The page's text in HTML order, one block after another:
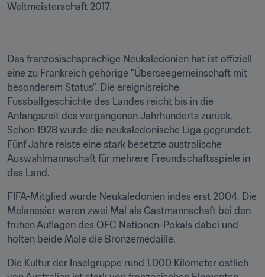
Weltmeisterschaft 2017.
Das französischsprachige Neukaledonien hat ist offiziell
eine zu Frankreich gehörige "Überseegemeinschaft mit
besonderem Status". Die ereignisreiche
Fussballgeschichte des Landes reicht bis in die
Anfangszeit des vergangenen Jahrhunderts zurück.
Schon 1928 wurde die neukaledonische Liga gegründet.
Fünf Jahre reiste eine stark besetzte australische
Auswahlmannschaft für mehrere Freundschaftsspiele in
das Land.
FIFA-Mitglied wurde Neukaledonien indes erst 2004. Die
Melanesier waren zwei Mal als Gastmannschaft bei den
frühen Auflagen des OFC Nationen-Pokals dabei und
holten beide Male die Bronzemedaille.
Die Kultur der Inselgruppe rund 1.000 Kilometer östlich